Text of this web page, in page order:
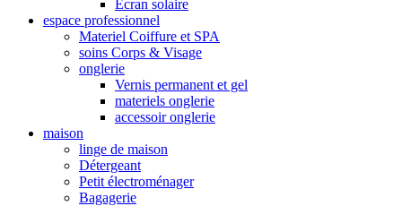
Ecran solaire
espace professionnel
Materiel Coiffure et SPA
soins Corps & Visage
onglerie
Vernis permanent et gel
materiels onglerie
accessoir onglerie
maison
linge de maison
Détergeant
Petit électroménager
Bagagerie